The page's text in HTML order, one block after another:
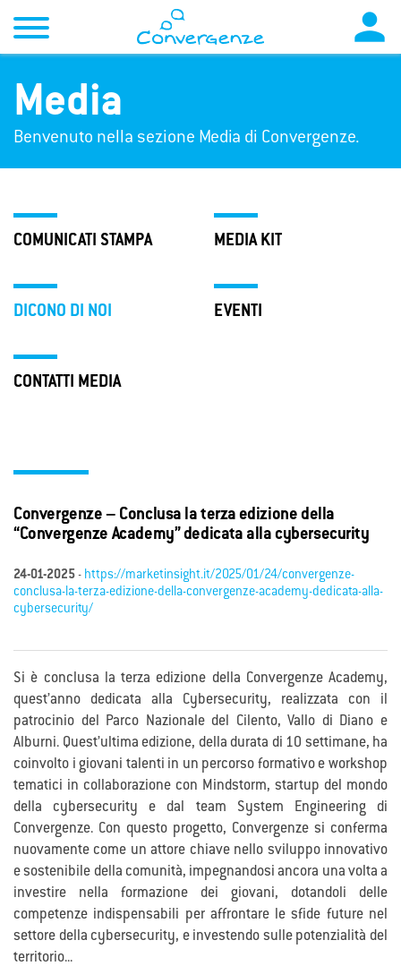

Media
Benvenuto nella sezione Media di Convergenze.
COMUNICATI STAMPA MEDIA KIT
DICONO DI NOI EVENTI
CONTATTI MEDIA
Convergenze – Conclusa la terza edizione della
“Convergenze Academy” dedicata alla cybersecurity
24-01-2025 - https://marketinsight.it/2025/01/24/convergenze-
conclusa-la-terza-edizione-della-convergenze-academy-dedicata-alla-
cybersecurity/
Si è conclusa la terza edizione della Convergenze Academy,
quest’anno dedicata alla Cybersecurity, realizzata con il
patrocinio del Parco Nazionale del Cilento, Vallo di Diano e
Alburni. Quest’ultima edizione, della durata di 10 settimane, ha
coinvolto i giovani talenti in un percorso formativo e workshop
tematici in collaborazione con Mindstorm, startup del mondo
della cybersecurity e dal team System Engineering di
Convergenze. Con questo progetto, Convergenze si conferma
nuovamente come un attore chiave nello sviluppo innovativo
e sostenibile della comunità, impegnandosi ancora una volta a
investire nella formazione dei giovani, dotandoli delle
competenze indispensabili per affrontare le sfide future nel
settore della cybersecurity, e investendo sulle potenzialità del
territorio...